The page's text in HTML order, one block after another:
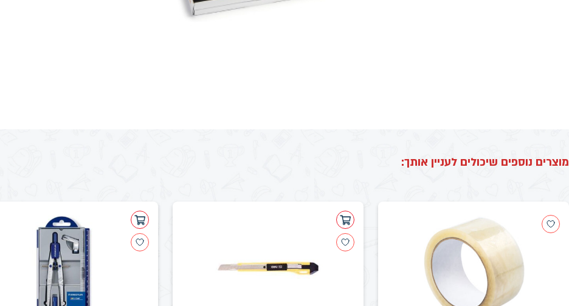
מוצרים נוספים שיכולים לעניין אותך: